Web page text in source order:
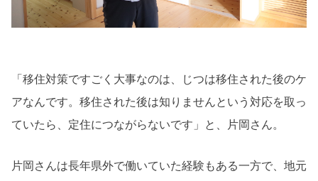
「移住対策ですごく大事なのは、じつは移住された後のケ
アなんです。移住された後は知りませんという対応を取っ
ていたら、定住につながらないです」と、片岡さん。
片岡さんは長年県外で働いていた経験もある一方で、地元